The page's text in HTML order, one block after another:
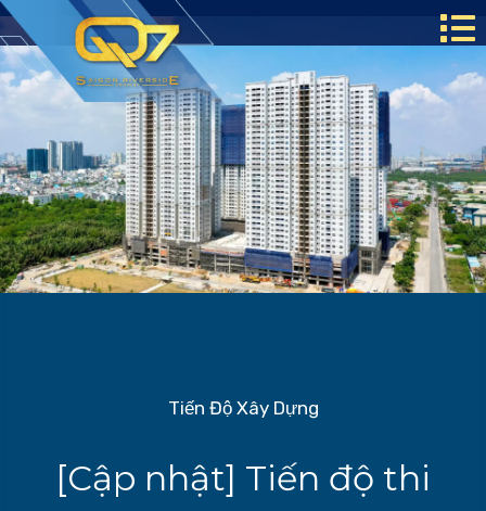
Tiến Độ Xây Dựng
[Cập nhật] Tiến độ thi